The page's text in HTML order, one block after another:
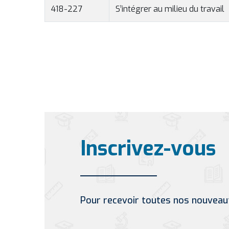
418-227 S’intégrer au milieu du travail
Inscrivez-vous
Pour recevoir toutes nos